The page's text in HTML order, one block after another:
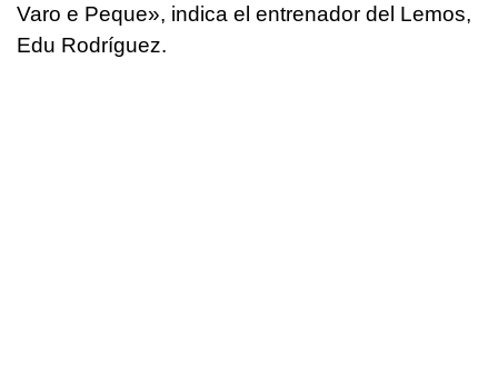
Varo e Peque», indica el entrenador del Lemos,
Edu Rodríguez.